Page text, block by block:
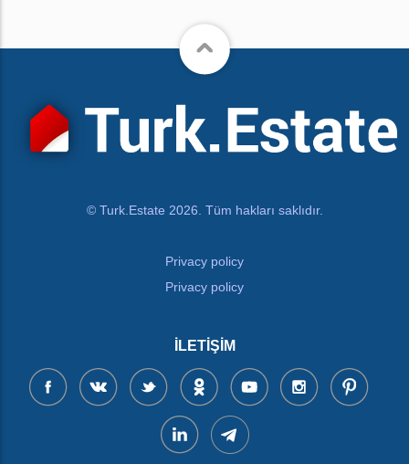
© Turk.Estate 2026. Tüm hakları saklıdır.
Privacy policy
Privacy policy
İLETIŞIM